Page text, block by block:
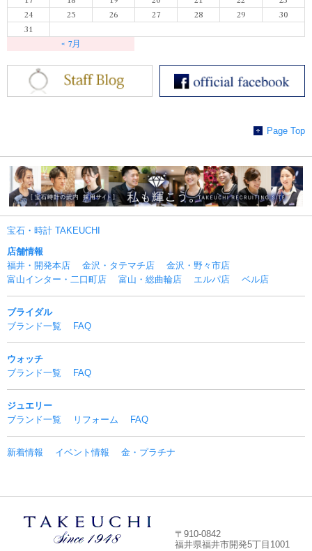
« 7月
24
25 26 27 28 29
30
31
Page Top
宝石・時計 TAKEUCHI
店舗情報
福井・開発本店
金沢・タテマチ店
金沢・野々市店
富山インター・二口町店
富山・総曲輪店 エルパ店 ベル店
ブライダル
ブランド一覧
FAQ
ウォッチ
ブランド一覧
FAQ
ジュエリー
ブランド一覧
リフォーム FAQ
新着情報 イベント情報 金・プラチナ
〒910-0842
福井県福井市開発5丁目1001